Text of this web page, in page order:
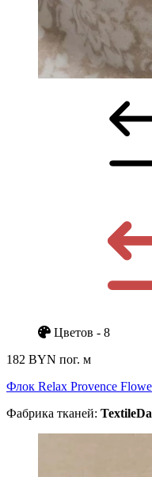
Цветов - 8
182 BYN пог. м
Флок Relax Provence
Фабрика тканей: